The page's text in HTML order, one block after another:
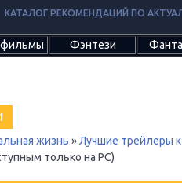
КАТАЛОГ РЕКОМЕНДАЦИЙ ПО
Фэнтези
жизнь »Лучшие трейлеры
только на PС)